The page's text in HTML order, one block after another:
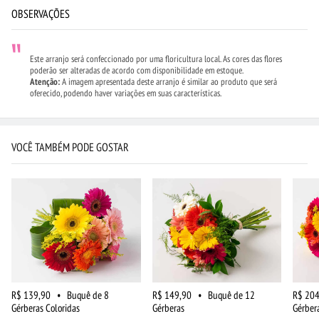
OBSERVAÇÕES
Este arranjo será confeccionado por uma floricultura local. As cores das flores
poderão ser alteradas de acordo com disponibilidade em estoque.
Atenção:A imagem apresentada deste arranjo é similar ao produto que será
oferecido, podendo haver variações em suas características.
VOCÊ TAMBÉM PODE GOSTAR
R$ 139,90 • Buquê de 8
Gérberas Coloridas
R$ 149,90 • Buquê de 12
Gérberas
R$